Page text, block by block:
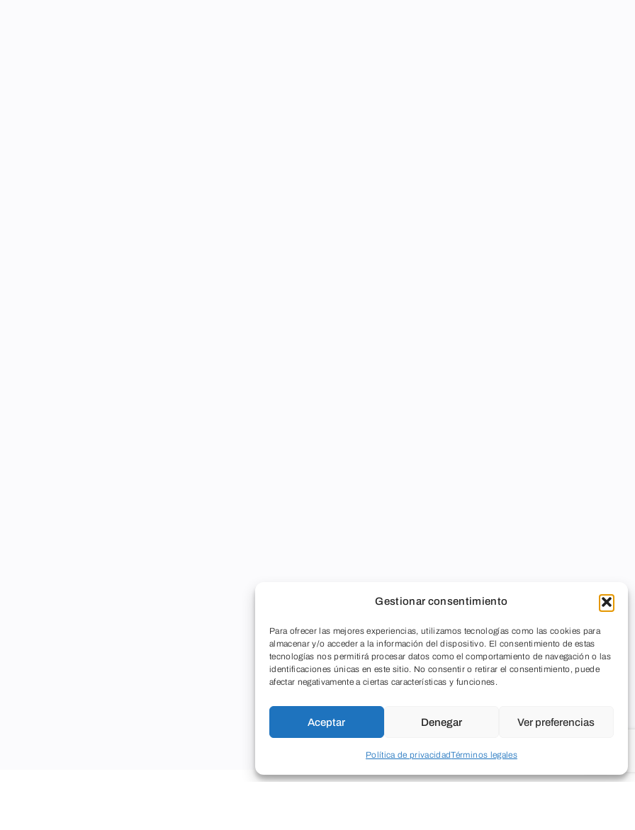
Gestionar consentimiento
Para ofrecer las mejores experiencias, utilizamos tecnologías como las cookies para
almacenar y/o acceder a la información del dispositivo. El consentimiento de estas
tecnologías nos permitirá procesar datos como el comportamiento de navegación o las
identificaciones únicas en este sitio. No consentir o retirar el consentimiento, puede
afectar negativamente a ciertas características y funciones.
Aceptar Denegar Ver preferencias
Política de privacidadTérminos legales